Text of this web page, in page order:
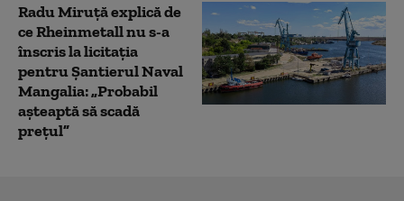
Radu Miruță explică de
ce Rheinmetall nu s-a
înscris la licitația
pentru Șantierul Naval
Mangalia: „Probabil
așteaptă să scadă
prețul”